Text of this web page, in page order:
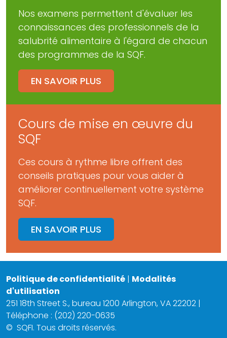
Nos examens permettent d'évaluer les
connaissances des professionnels de la
salubrité alimentaire à l'égard de chacun
des programmes de la SQF.
EN SAVOIR PLUS
Cours de mise en œuvre du
SQF
Ces cours à rythme libre offrent des
conseils pratiques pour vous aider à
améliorer continuellement votre système
SQF.
EN SAVOIR PLUS
Politique de confidentialité | Modalités
d'utilisation
251 18th Street S., bureau 1200 Arlington, VA 22202 |
Téléphone : (202) 220-0635
© SQFI. Tous droits réservés.